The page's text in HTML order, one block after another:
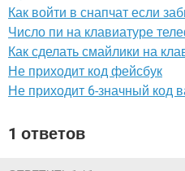
Как войти в снапчат если
Число пи на клавиатуре
Как сделать смайлики на
Не приходит код фейсбук
Не приходит 6-значный код
1 ответов